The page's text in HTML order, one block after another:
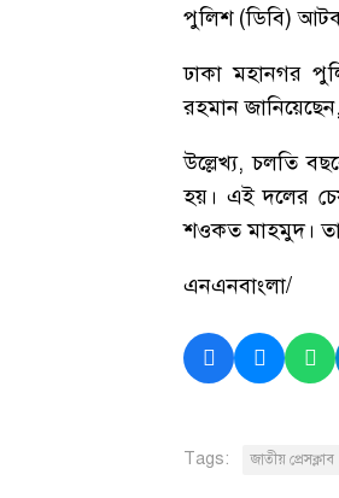
পুলিশ (ডিবি) আটক
ঢাকা মহানগর
রহমান
উল্লেখ্য, চলতি
হয়। এই দলের
শওকত মাহমুদ।
এনএনবাংলা/
Tags: জাতীয় প্রেসক্লাব